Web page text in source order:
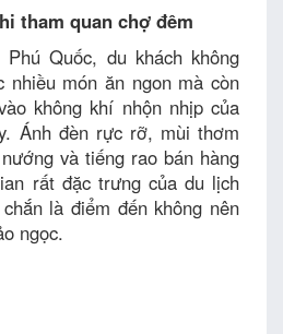
tham quan chợ đêm
Quốc, du khách không
món ăn ngon mà còn
không khí nhộn nhịp của
Ánh đèn rực rỡ, mùi thơm
và tiếng rao bán hàng
rất đặc trưng của du lịch
là điểm đến không nên
ngọc.